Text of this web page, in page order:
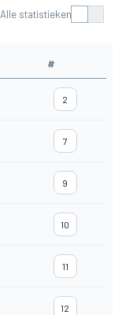
Alle statistieken
#
2
7
9
10
11
12